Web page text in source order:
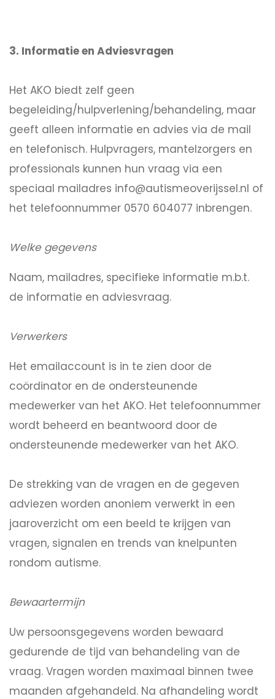
3. Informatie en Adviesvragen
Het AKO biedt zelf geen
begeleiding/hulpverlening/behandeling, maar
geeft alleen informatie en advies via de mail
en telefonisch. Hulpvragers, mantelzorgers en
professionals kunnen hun vraag via een
speciaal mailadres info@autismeoverijssel.nl of
het telefoonnummer 0570 604077 inbrengen.
Welke gegevens
Naam, mailadres, specifieke informatie m.b.t.
de informatie en adviesvraag.
Verwerkers
Het emailaccount is in te zien door de
coördinator en de ondersteunende
medewerker van het AKO. Het telefoonnummer
wordt beheerd en beantwoord door de
ondersteunende medewerker van het AKO.
De strekking van de vragen en de gegeven
adviezen worden anoniem verwerkt in een
jaaroverzicht om een beeld te krijgen van
vragen, signalen en trends van knelpunten
rondom autisme.
Bewaartermijn
Uw persoonsgegevens worden bewaard
gedurende de tijd van behandeling van de
vraag. Vragen worden maximaal binnen twee
maanden afgehandeld. Na afhandeling wordt